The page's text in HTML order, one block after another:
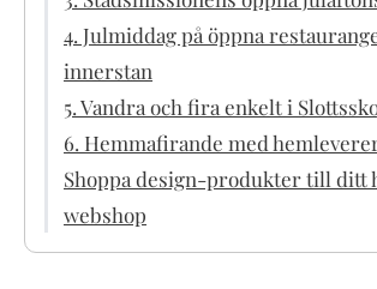
4. Julmiddag på öppna
innerstan
5. Vandra och fira enkelt i
6. Hemmafirande med
Shoppa design-produkter till ditt
webshop